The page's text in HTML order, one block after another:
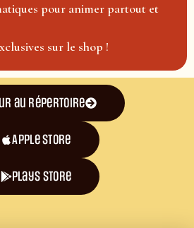
pour animer partout et
sur le shop !
au répertoire
Apple Store
plays store